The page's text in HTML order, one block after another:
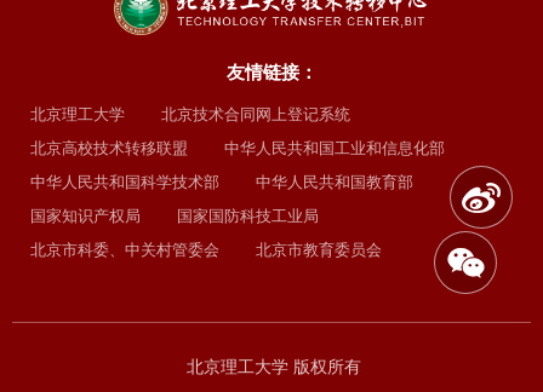
友情链接：
北京理工大学
北京技术合同网上登记系统
北京高校技术转移联盟
中华人民共和国工业和信息化部
中华人民共和国科学技术部
中华人民共和国教育部
国家知识产权局
国家国防科技工业局
北京市科委、中关村管委会
北京市教育委员会
北京理工大学 版权所有